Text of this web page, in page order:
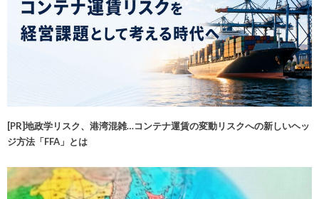
[PR]地政学リスク、港湾混雑…コンテナ運賃の変動リスクへの新しいヘッ
ジ方法「FFA」とは